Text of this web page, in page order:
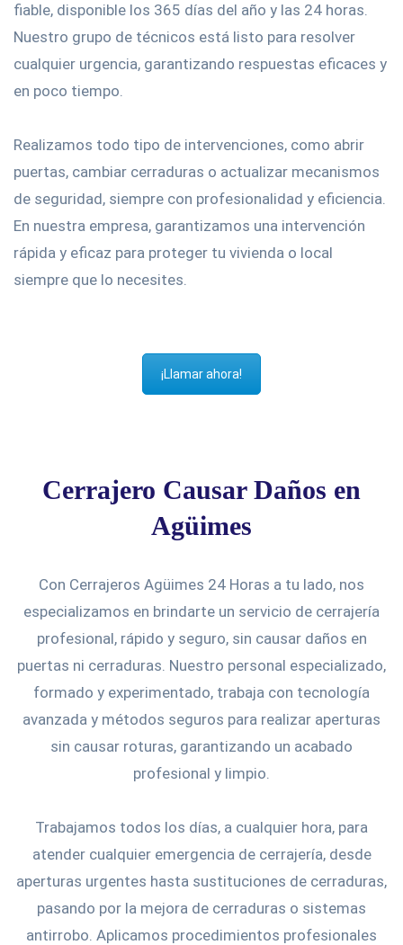
fiable, disponible los 365 días del año y las 24 horas.
Nuestro grupo de técnicos está listo para resolver
cualquier urgencia, garantizando respuestas eficaces y
en poco tiempo.
Realizamos todo tipo de intervenciones, como abrir
puertas, cambiar cerraduras o actualizar mecanismos
de seguridad, siempre con profesionalidad y eficiencia.
En nuestra empresa, garantizamos una intervención
rápida y eficaz para proteger tu vivienda o local
siempre que lo necesites.
¡Llamar ahora!
Cerrajero Causar Daños en
Agüimes
Con Cerrajeros Agüimes 24 Horas a tu lado, nos
especializamos en brindarte un servicio de cerrajería
profesional, rápido y seguro, sin causar daños en
puertas ni cerraduras. Nuestro personal especializado,
formado y experimentado, trabaja con tecnología
avanzada y métodos seguros para realizar aperturas
sin causar roturas, garantizando un acabado
profesional y limpio.
Trabajamos todos los días, a cualquier hora, para
atender cualquier emergencia de cerrajería, desde
aperturas urgentes hasta sustituciones de cerraduras,
pasando por la mejora de cerraduras o sistemas
antirrobo. Aplicamos procedimientos profesionales